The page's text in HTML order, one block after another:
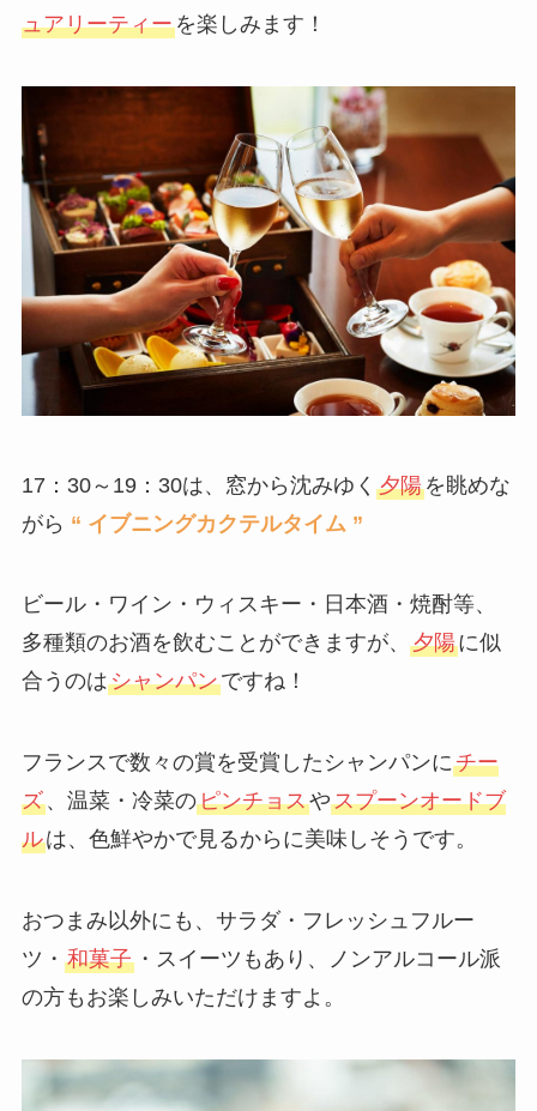
ュアリーティーを楽しみます！
17：30～19：30は、窓から沈みゆく 夕陽を眺めな
がら “ イブニングカクテルタイム ”
ビール・ワイン・ウィスキー・日本酒・焼酎等、
多種類のお酒を飲むことができますが、 夕陽に似
合うのはシャンパンですね！
フランスで数々の賞を受賞したシャンパンにチー
ズ、温菜・冷菜のピンチョスやスプーンオードブ
ルは、色鮮やかで見るからに美味しそうです。
おつまみ以外にも、サラダ・フレッシュフルー
ツ・ 和菓子・スイーツもあり、ノンアルコール派
の方もお楽しみいただけますよ。